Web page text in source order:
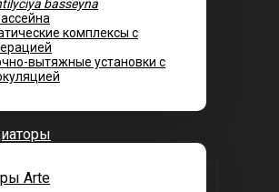
комплексы с
вытяжные установки с
Arte